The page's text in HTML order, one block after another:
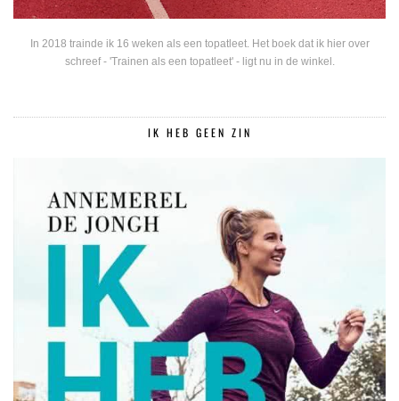
In 2018 trainde ik 16 weken als een topatleet. Het boek dat ik hier over
schreef - 'Trainen als een topatleet' - ligt nu in de winkel.
IK HEB GEEN ZIN